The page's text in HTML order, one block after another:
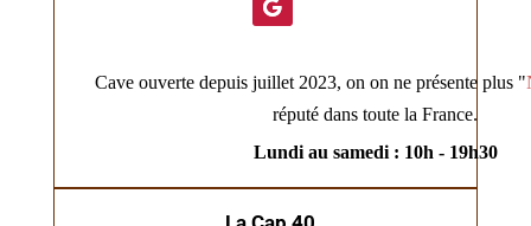
Cave ouverte depuis juillet 2023, on on ne présente plus "
réputé dans toute la France.
Lundi au samedi : 10h - 19h30